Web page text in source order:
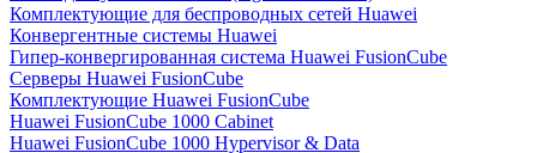
Комплектующие для беспроводных сетей Huawei
Конвергентные системы Huawei
Гипер-конвергированная система Huawei FusionCube
Серверы Huawei FusionCube
Комплектующие Huawei FusionCube
Huawei FusionCube 1000 Cabinet
Huawei FusionCube 1000 Hypervisor & Data